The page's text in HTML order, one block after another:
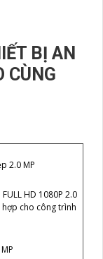
BỊ AN
CÙNG
2.0 MP
HD 1080P 2.0
cho công trình